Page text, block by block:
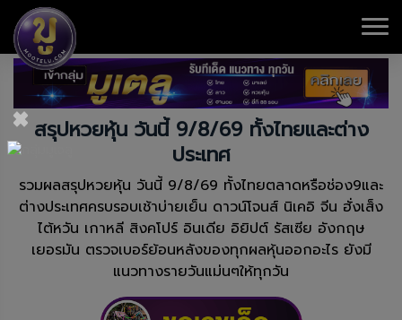
สรุปหวยหุ้น วันนี้ 9/8/69 ทั้งไทยและต่าง
ประเทศ
รวมผลสรุปหวยหุ้น วันนี้ 9/8/69 ทั้งไทยตลาดหรือช่อง9และ
ต่างประเทศครบรอบเช้าบ่ายเย็น ดาวน์โจนส์ นิเคอิ จีน ฮั่งเส็ง
ไต้หวัน เกาหลี สิงคโปร์ อินเดีย อิยิปต์ รัสเซีย อังกฤษ
เยอรมัน ตรวจเบอร์ย้อนหลังของทุกผลหุ้นออกอะไร ยังมี
แนวทางรายวันแม่นๆให้ทุกวัน
×